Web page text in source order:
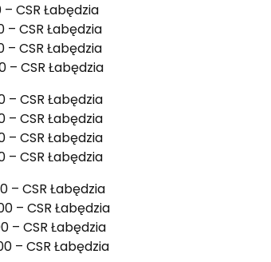
CSR Łabędzia
– CSR Łabędzia
– CSR Łabędzia
– CSR Łabędzia
– CSR Łabędzia
– CSR Łabędzia
– CSR Łabędzia
– CSR Łabędzia
– CSR Łabędzia
– CSR Łabędzia
– CSR Łabędzia
– CSR Łabędzia